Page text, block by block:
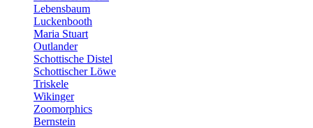
Lebensbaum
Luckenbooth
Maria Stuart
Outlander
Schottische Distel
Schottischer Löwe
Triskele
Wikinger
Zoomorphics
Bernstein